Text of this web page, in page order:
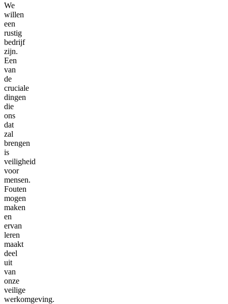
We
willen
een
rustig
bedrijf
zijn.
Een
van
de
cruciale
dingen
die
ons
dat
zal
brengen
is
veiligheid
voor
mensen.
Fouten
mogen
maken
en
ervan
leren
maakt
deel
uit
van
onze
veilige
werkomgeving.